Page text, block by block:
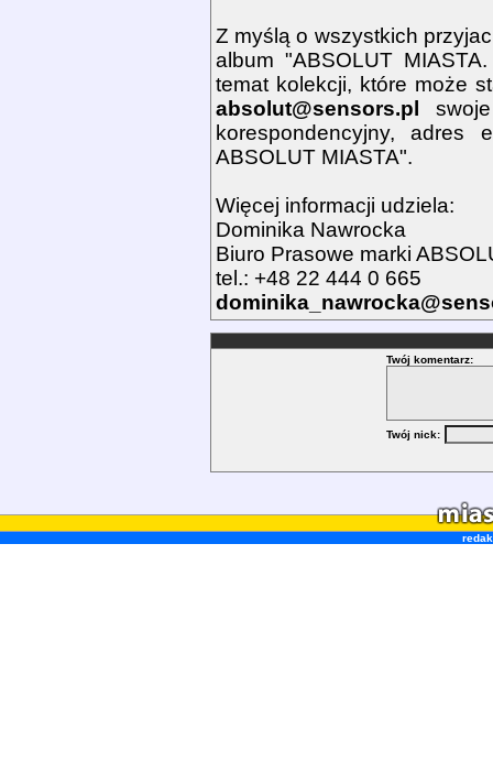
Z myślą o wszystkich
album "ABSOLUT
temat kolekcji, które może
absolut@sensors.pl
korespondencyjny,
ABSOLUT MIASTA".
Więcej informacji udziela:
Dominika Nawrocka
Biuro Prasowe marki
tel.: +48 22 444 0 665
Twój komentarz:
Twój nick: